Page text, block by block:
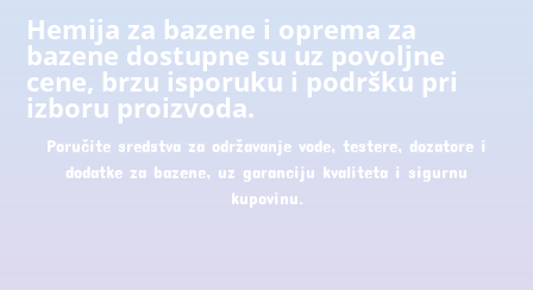
Hemija za bazene i oprema za
bazene dostupne su uz povoljne
cene, brzu isporuku i podršku pri
izboru proizvoda.
Poručite sredstva za održavanje vode, testere, dozatore i
dodatke za bazene, uz garanciju kvaliteta i sigurnu
kupovinu.